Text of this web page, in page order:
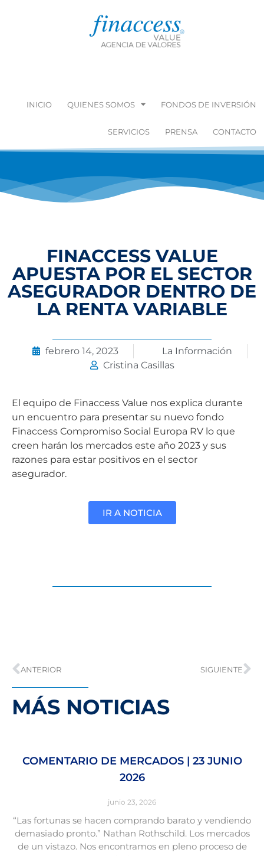
INICIO QUIENES SOMOS FONDOS DE INVERSIÓN
SERVICIOS PRENSA CONTACTO
FINACCESS VALUE
APUESTA POR EL SECTOR
ASEGURADOR DENTRO DE
LA RENTA VARIABLE
febrero 14, 2023
La Información
Cristina Casillas
El equipo de Finaccess Value nos explica durante
un encuentro para presentar su nuevo fondo
Finaccess Compromiso Social Europa RV lo que
creen harán los mercados este año 2023 y sus
razones para estar positivos en el sector
asegurador.
IR A NOTICIA
ANTERIOR SIGUIENTE
MÁS NOTICIAS
COMENTARIO DE MERCADOS | 23 JUNIO
2026
junio 23, 2026
“Las fortunas se hacen comprando barato y vendiendo
demasiado pronto.” Nathan Rothschild. Los mercados
de un vistazo. Nos encontramos en pleno proceso de